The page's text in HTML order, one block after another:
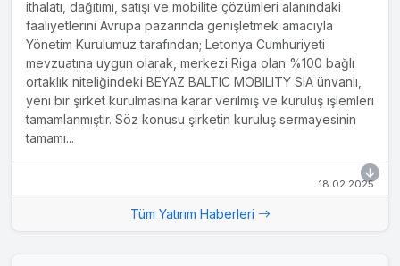
ithalatı, dağıtımı, satışı ve mobilite çözümleri alanındaki
faaliyetlerini Avrupa pazarında genişletmek amacıyla
Yönetim Kurulumuz tarafından; Letonya Cumhuriyeti
mevzuatına uygun olarak, merkezi Riga olan %100 bağlı
ortaklık niteliğindeki BEYAZ BALTIC MOBILITY SIA ünvanlı,
yeni bir şirket kurulmasına karar verilmiş ve kuruluş işlemleri
tamamlanmıştır. Söz konusu şirketin kuruluş sermayesinin
tamamı...
18.02.2025
Şirketimizin almış olduğu 17.02.2025 Yönetim Kurulu kararı
Tüm Yatırım Haberleri